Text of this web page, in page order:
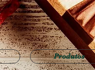
Produtos